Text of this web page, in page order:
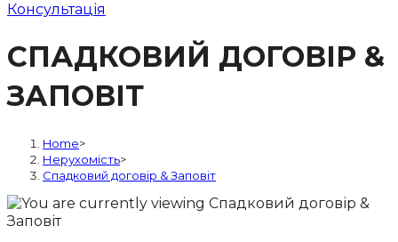
Консультація
СПАДКОВИЙ ДОГОВІР &
ЗАПОВІТ
Home>
Нерухомість>
Спадковий договір & Заповіт